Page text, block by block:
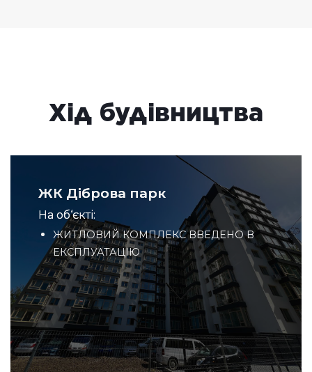
Хід будівництва
ЖК Діброва парк
На об‘єкті:
ЖИТЛОВИЙ КОМПЛЕКС ВВЕДЕНО В
ЕКСПЛУАТАЦІЮ
ЖК Діброва парк
На об‘єкті: